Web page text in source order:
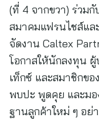
(ที่ 4 จากขวา) ร่วม
สมาคมแฟรนไชส์แล
จัดงาน Caltex
โอกาสให้นักลงทุน
เท็กซ์ และสมาชิกข
พบปะ พูดคุย และมอ
ฐานลูกค้าใหม่ ๆ อย่